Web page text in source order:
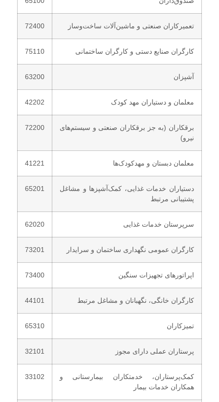
تعمیرکاران صنعتی و ماشین‌آلات ساخت‌وساز 72400
کارگران صنایع دستی و کارگران ساختمانی 75110
آشپزان 63200
معلمان و دستیاران مهد کودک 42202
برقکاران (به جز برقکاران صنعتی و سیستم‌های
نیرو)
72200
معلمان دبستان و مهدکودک‌ها 41221
دستیاران خدمات غذایی، کمک‌آشپزها و مشاغل
پشتیبانی مرتبط
65201
سرپرستان خدمات غذایی 62020
کارگران عمومی نگهداری ساختمان و سرایدار 73201
اپراتورهای تجهیزات سنگین 73400
کارگران خانگی، نگهبانان و مشاغل مرتبط 44101
تمیزکاران 65310
پرستاران عملی دارای مجوز 32101
کمک‌پرستاران، خدمتکاران بیمارستانی و
همکاران خدمات بیمار
33102